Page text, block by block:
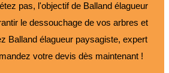
pas, l'objectif de Balland élagueur
le dessouchage de vos arbres et
Balland élagueur paysagiste, expert
votre devis dès maintenant !